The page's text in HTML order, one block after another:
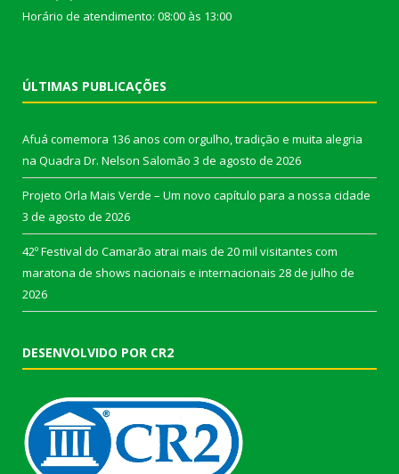
Horário de atendimento: 08:00 às 13:00
ÚLTIMAS PUBLICAÇÕES
Afuá comemora 136 anos com orgulho, tradição e muita alegria
na Quadra Dr. Nelson Salomão 3 de agosto de 2026
Projeto Orla Mais Verde – Um novo capítulo para a nossa cidade
3 de agosto de 2026
42º Festival do Camarão atrai mais de 20 mil visitantes com
maratona de shows nacionais e internacionais 28 de julho de
2026
DESENVOLVIDO POR CR2